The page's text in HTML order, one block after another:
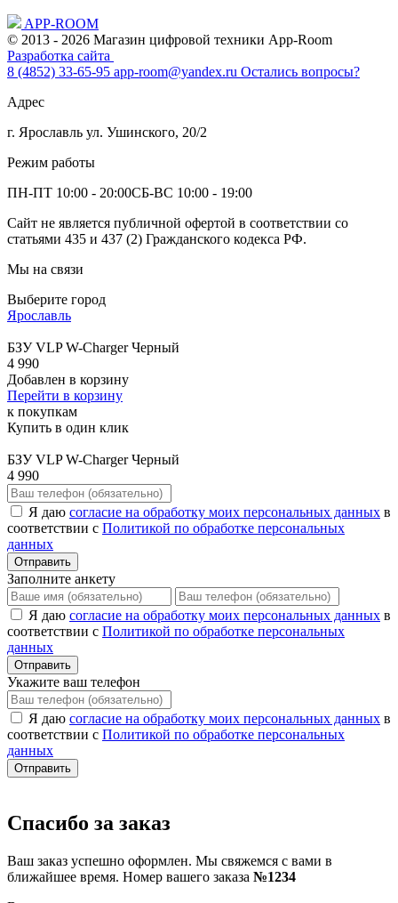
APP-ROOM
© 2013 - 2026 Магазин цифровой техники App-Room
Разработка сайта
8 (4852) 33-65-95 app-room@yandex.ru Остались вопросы?
Адрес
г. Ярославль ул. Ушинского, 20/2
Режим работы
ПН-ПТ 10:00 - 20:00СБ-ВС 10:00 - 19:00
Сайт не является публичной офертой в соответствии со
статьями 435 и 437 (2) Гражданского кодекса РФ.
Мы на связи
Выберите город
Ярославль
БЗУ VLP W-Charger Черный
4 990
Добавлен в корзину
Перейти в корзину
к покупкам
Купить в один клик
БЗУ VLP W-Charger Черный
4 990
Я даю согласие на обработку моих персональных данных в
соответствии с Политикой по обработке персональных
данных
Отправить
Заполните анкету
Я даю согласие на обработку моих персональных данных в
соответствии с Политикой по обработке персональных
данных
Отправить
Укажите ваш телефон
Я даю согласие на обработку моих персональных данных в
соответствии с Политикой по обработке персональных
данных
Отправить
Спасибо за заказ
Ваш заказ успешно оформлен. Мы свяжемся с вами в
ближайшее время. Номер вашего заказа №1234